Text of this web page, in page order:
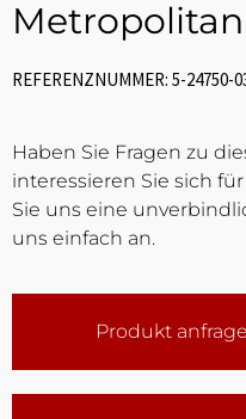
Metropolitan
REFERENZNUMMER: 5-24750-
Haben Sie Fragen zu
interessieren Sie sich
Sie uns eine
uns einfach an.
Produkt